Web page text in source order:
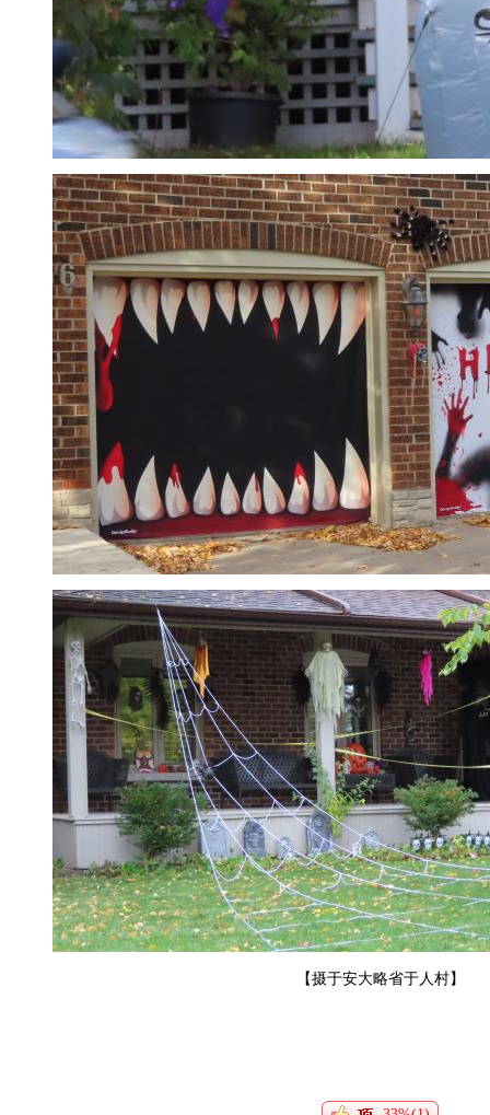
【摄于安大略省于人村】